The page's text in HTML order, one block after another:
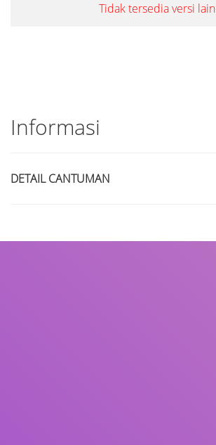
Tidak tersedia versi lain
Informasi
DETAIL CANTUMAN